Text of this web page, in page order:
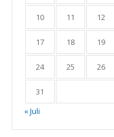
10 11 12
17 18 19
24 25 26
31
« Juli